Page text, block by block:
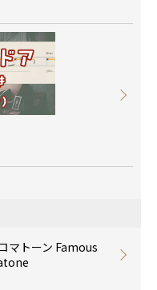
マトーン Famous